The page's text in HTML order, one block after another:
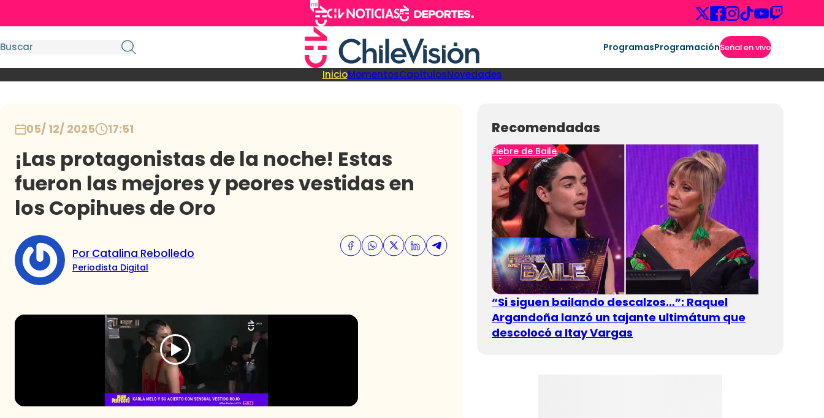
ProgramasProgramaciónSeñal en vivo
InicioMomentosCapítulosNovedades
05/ 12/ 2025 17:51
¡Las protagonistas de la noche! Estas
fueron las mejores y peores vestidas en
los Copihues de Oro
Por Catalina Rebolledo
Periodista Digital
Recomendadas
Fiebre de Baile
“Si siguen bailando descalzos…”: Raquel
Argandoña lanzó un tajante ultimátum que
descolocó a Itay Vargas